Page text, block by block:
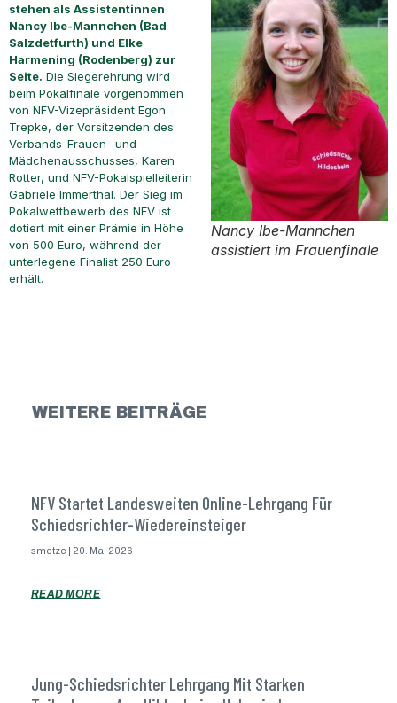
Nancy Ibe-Mannchen
assistiert im Frauenfinale
stehen als Assistentinnen
Nancy Ibe-Mannchen (Bad
Salzdetfurth) und Elke
Harmening (Rodenberg) zur
Seite. Die Siegerehrung wird
beim Pokalfinale vorgenommen
von NFV-Vizepräsident Egon
Trepke, der Vorsitzenden des
Verbands-Frauen- und
Mädchenausschusses, Karen
Rotter, und NFV-Pokalspielleiterin
Gabriele Immerthal. Der Sieg im
Pokalwettbewerb des NFV ist
dotiert mit einer Prämie in Höhe
von 500 Euro, während der
unterlegene Finalist 250 Euro
erhält.
WEITERE BEITRÄGE
NFV Startet Landesweiten Online-Lehrgang Für
Schiedsrichter-Wiedereinsteiger
smetze 20. Mai 2026
READ MORE
Jung-Schiedsrichter Lehrgang Mit Starken